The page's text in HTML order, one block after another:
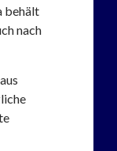
behält
nach